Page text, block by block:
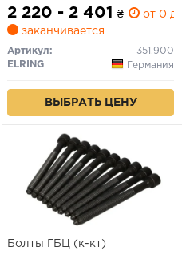
14-20 SKODA OCTAVIA
1.6/2.0 12-20, SUPERB 2.0TDI
15-
2 220 - 2 401 ₴
от 0 дн.
заканчивается
Артикул:
351.900
ELRING
Германия
ВЫБРАТЬ ЦЕНУ
Болты ГБЦ (к-кт)